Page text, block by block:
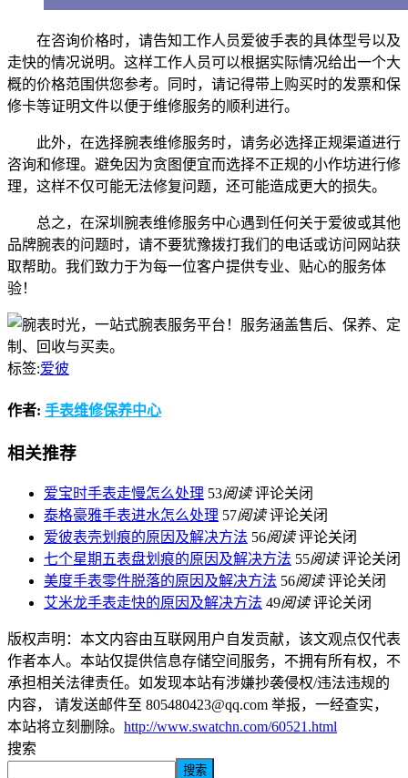
在咨询价格时，请告知工作人员爱彼手表的具体型号以及
走快的情况说明。这样工作人员可以根据实际情况给出一个大
概的价格范围供您参考。同时，请记得带上购买时的发票和保
修卡等证明文件以便于维修服务的顺利进行。
此外，在选择腕表维修服务时，请务必选择正规渠道进行
咨询和修理。避免因为贪图便宜而选择不正规的小作坊进行修
理，这样不仅可能无法修复问题，还可能造成更大的损失。
总之，在深圳腕表维修服务中心遇到任何关于爱彼或其他
品牌腕表的问题时，请不要犹豫拨打我们的电话或访问网站获
取帮助。我们致力于为每一位客户提供专业、贴心的服务体
验！
标签:爱彼
作者: 手表维修保养中心
相关推荐
爱宝时手表走慢怎么处理 53阅读 评论关闭
泰格豪雅手表进水怎么处理 57阅读 评论关闭
爱彼表壳划痕的原因及解决方法 56阅读 评论关闭
七个星期五表盘划痕的原因及解决方法 55阅读 评论关闭
美度手表零件脱落的原因及解决方法 56阅读 评论关闭
艾米龙手表走快的原因及解决方法 49阅读 评论关闭
版权声明：本文内容由互联网用户自发贡献，该文观点仅代表
作者本人。本站仅提供信息存储空间服务，不拥有所有权，不
承担相关法律责任。如发现本站有涉嫌抄袭侵权/违法违规的
内容， 请发送邮件至 805480423@qq.com 举报，一经查实，
本站将立刻删除。 http://www.swatchn.com/60521.html
搜索
搜索